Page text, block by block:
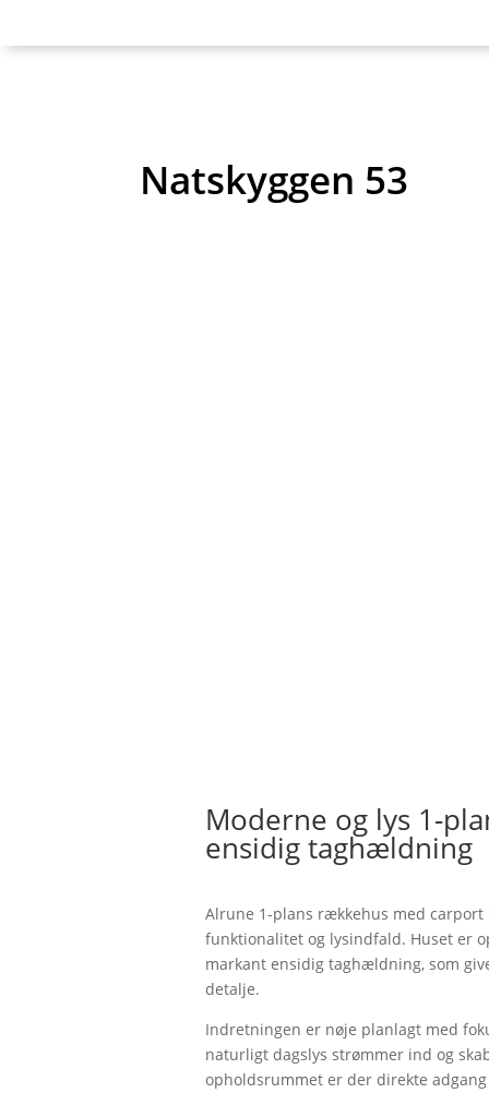
Natskyggen 53
Moderne og lys 1-
ensidig taghældning
Alrune 1-plans rækkehus med
funktionalitet og lysindfald. Huset er
markant ensidig taghældning, som
detalje.
Indretningen er nøje planlagt med
naturligt dagslys strømmer ind og
opholdsrummet er der direkte